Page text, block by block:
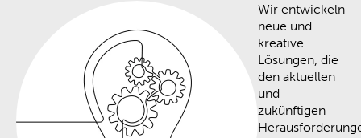
Wir entwickeln
neue und
kreative
Lösungen, die
den aktuellen
und
zukünftigen